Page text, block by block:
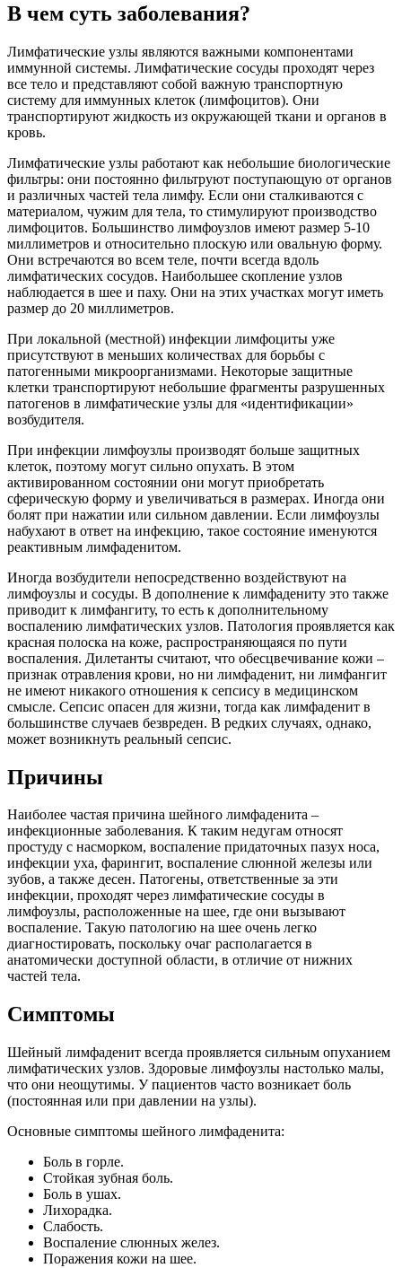
В чем суть заболевания?
Лимфатические узлы являются важными компонентами
иммунной системы. Лимфатические сосуды проходят через
все тело и представляют собой важную транспортную
систему для иммунных клеток (лимфоцитов). Они
транспортируют жидкость из окружающей ткани и органов в
кровь.
Лимфатические узлы работают как небольшие биологические
фильтры: они постоянно фильтруют поступающую от органов
и различных частей тела лимфу. Если они сталкиваются с
материалом, чужим для тела, то стимулируют производство
лимфоцитов. Большинство лимфоузлов имеют размер 5-10
миллиметров и относительно плоскую или овальную форму.
Они встречаются во всем теле, почти всегда вдоль
лимфатических сосудов. Наибольшее скопление узлов
наблюдается в шее и паху. Они на этих участках могут иметь
размер до 20 миллиметров.
При локальной (местной) инфекции лимфоциты уже
присутствуют в меньших количествах для борьбы с
патогенными микроорганизмами. Некоторые защитные
клетки транспортируют небольшие фрагменты разрушенных
патогенов в лимфатические узлы для «идентификации»
возбудителя.
При инфекции лимфоузлы производят больше защитных
клеток, поэтому могут сильно опухать. В этом
активированном состоянии они могут приобретать
сферическую форму и увеличиваться в размерах. Иногда они
болят при нажатии или сильном давлении. Если лимфоузлы
набухают в ответ на инфекцию, такое состояние именуются
реактивным лимфаденитом.
Иногда возбудители непосредственно воздействуют на
лимфоузлы и сосуды. В дополнение к лимфадениту это также
приводит к лимфангиту, то есть к дополнительному
воспалению лимфатических узлов. Патология проявляется как
красная полоска на коже, распространяющаяся по пути
воспаления. Дилетанты считают, что обесцвечивание кожи –
признак отравления крови, но ни лимфаденит, ни лимфангит
не имеют никакого отношения к сепсису в медицинском
смысле. Сепсис опасен для жизни, тогда как лимфаденит в
большинстве случаев безвреден. В редких случаях, однако,
может возникнуть реальный сепсис.
Причины
Наиболее частая причина шейного лимфаденита –
инфекционные заболевания. К таким недугам относят
простуду с насморком, воспаление придаточных пазух носа,
инфекции уха, фарингит, воспаление слюнной железы или
зубов, а также десен. Патогены, ответственные за эти
инфекции, проходят через лимфатические сосуды в
лимфоузлы, расположенные на шее, где они вызывают
воспаление. Такую патологию на шее очень легко
диагностировать, поскольку очаг располагается в
анатомически доступной области, в отличие от нижних
частей тела.
Симптомы
Шейный лимфаденит всегда проявляется сильным опуханием
лимфатических узлов. Здоровые лимфоузлы настолько малы,
что они неощутимы. У пациентов часто возникает боль
(постоянная или при давлении на узлы).
Основные симптомы шейного лимфаденита:
Боль в горле.
Стойкая зубная боль.
Боль в ушах.
Лихорадка.
Слабость.
Воспаление слюнных желез.
Поражения кожи на шее.